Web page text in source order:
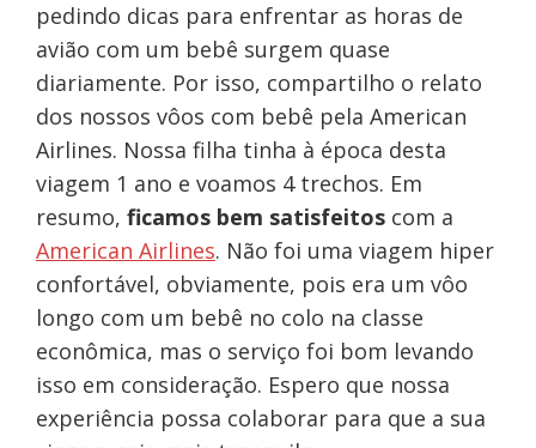
pedindo dicas para enfrentar as horas de
avião com um bebê surgem quase
diariamente. Por isso, compartilho o relato
dos nossos vôos com bebê pela American
Airlines. Nossa filha tinha à época desta
viagem 1 ano e voamos 4 trechos. Em
resumo, ficamos bem satisfeitoscom a
American Airlines. Não foi uma viagem hiper
confortável, obviamente, pois era um vôo
longo com um bebê no colo na classe
econômica, mas o serviço foi bom levando
isso em consideração. Espero que nossa
experiência possa colaborar para que a sua